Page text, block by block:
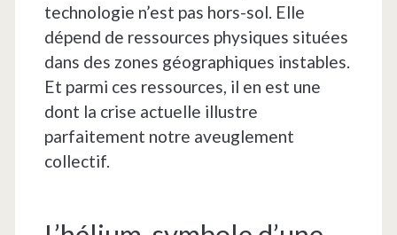
technologie n’est pas hors-sol. Elle
dépend de ressources physiques situées
dans des zones géographiques instables.
Et parmi ces ressources, il en est une
dont la crise actuelle illustre
parfaitement notre aveuglement
collectif.